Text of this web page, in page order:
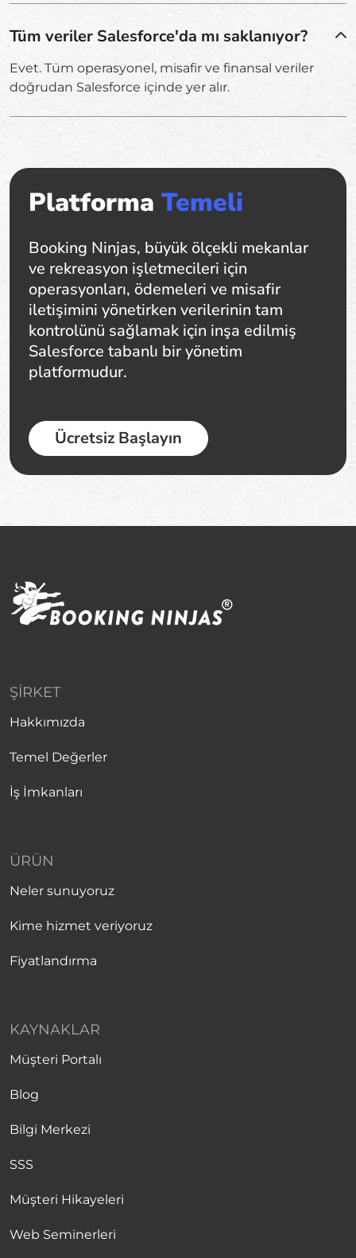
Tüm veriler Salesforce'da mı saklanıyor?
Evet. Tüm operasyonel, misafir ve finansal veriler
doğrudan Salesforce içinde yer alır.
Platforma Temeli
Booking Ninjas, büyük ölçekli mekanlar
ve rekreasyon işletmecileri için
operasyonları, ödemeleri ve misafir
iletişimini yönetirken verilerinin tam
kontrolünü sağlamak için inşa edilmiş
Salesforce tabanlı bir yönetim
platformudur.
Ücretsiz Başlayın
ŞIRKET
Hakkımızda
Temel Değerler
İş İmkanları
ÜRÜN
Neler sunuyoruz
Kime hizmet veriyoruz
Fiyatlandırma
KAYNAKLAR
Müşteri Portalı
Blog
Bilgi Merkezi
SSS
Müşteri Hikayeleri
Web Seminerleri